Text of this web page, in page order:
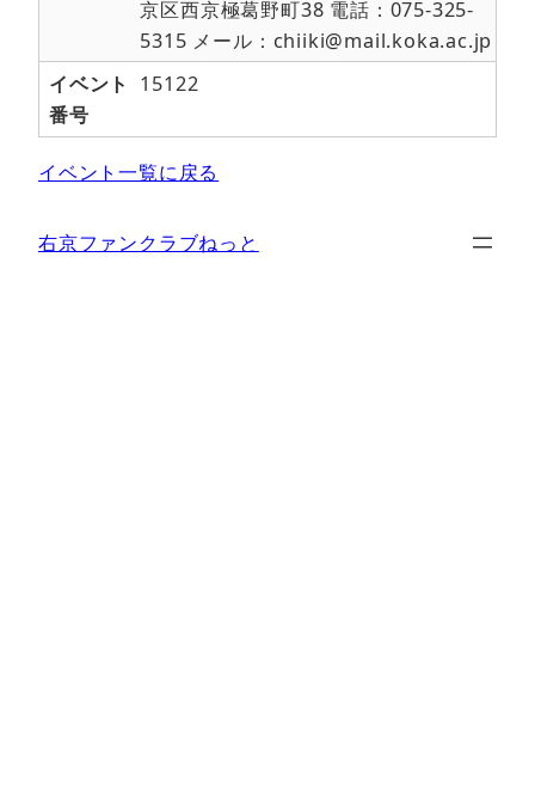
京区西京極葛野町38 電話：075-325-
5315 メール：chiiki@mail.koka.ac.jp
イベント
番号
15122
イベント一覧に戻る
右京ファンクラブねっと